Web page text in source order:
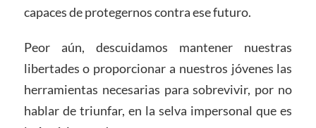
capaces de protegernos contra ese futuro.
Peor aún, descuidamos mantener nuestras
libertades o proporcionar a nuestros jóvenes las
herramientas necesarias para sobrevivir, por no
hablar de triunfar, en la selva impersonal que es